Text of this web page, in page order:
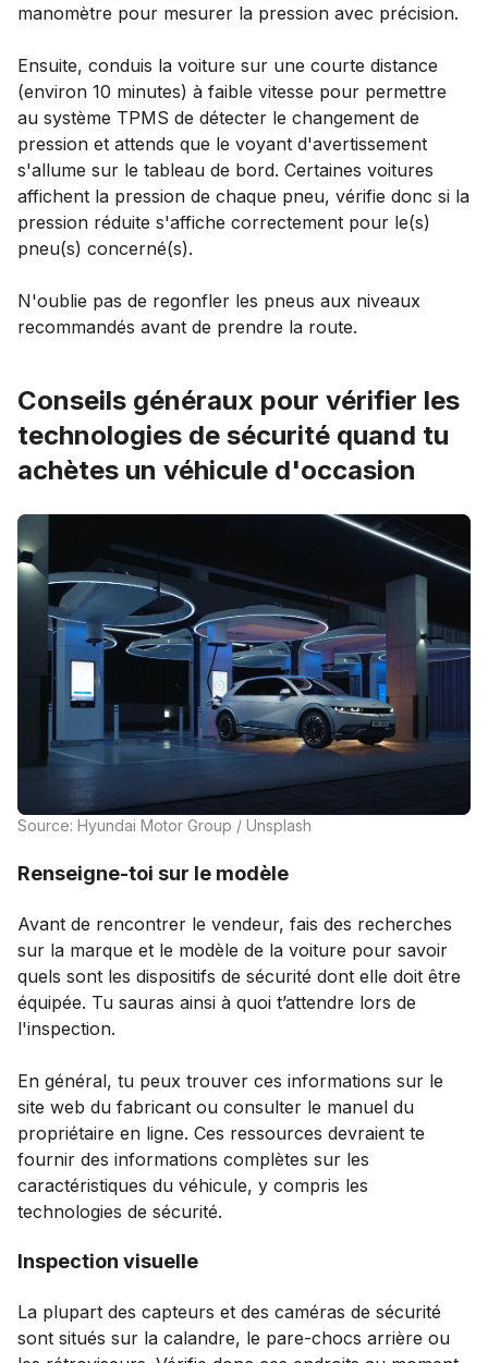
manomètre pour mesurer la pression avec précision.
Ensuite, conduis la voiture sur une courte distance
(environ 10 minutes) à faible vitesse pour permettre
au système TPMS de détecter le changement de
pression et attends que le voyant d'avertissement
s'allume sur le tableau de bord. Certaines voitures
affichent la pression de chaque pneu, vérifie donc si la
pression réduite s'affiche correctement pour le(s)
pneu(s) concerné(s).
N'oublie pas de regonfler les pneus aux niveaux
recommandés avant de prendre la route.
Conseils généraux pour vérifier les
technologies de sécurité quand tu
achètes un véhicule d'occasion
Source: Hyundai Motor Group / Unsplash
Renseigne-toi sur le modèle
Avant de rencontrer le vendeur, fais des recherches
sur la marque et le modèle de la voiture pour savoir
quels sont les dispositifs de sécurité dont elle doit être
équipée. Tu sauras ainsi à quoi t’attendre lors de
l'inspection.
En général, tu peux trouver ces informations sur le
site web du fabricant ou consulter le manuel du
propriétaire en ligne. Ces ressources devraient te
fournir des informations complètes sur les
caractéristiques du véhicule, y compris les
technologies de sécurité.
Inspection visuelle
La plupart des capteurs et des caméras de sécurité
sont situés sur la calandre, le pare-chocs arrière ou